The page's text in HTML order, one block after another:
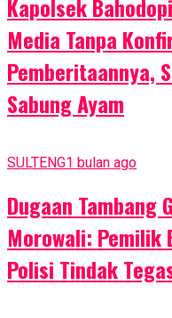
Kapolsek
Media Tanpa
Pemberitaannya,
Sabung Ayam
SULTENG1 bulan ago
Dugaan Tambang
Morowali: Pemilik
Polisi Tindak